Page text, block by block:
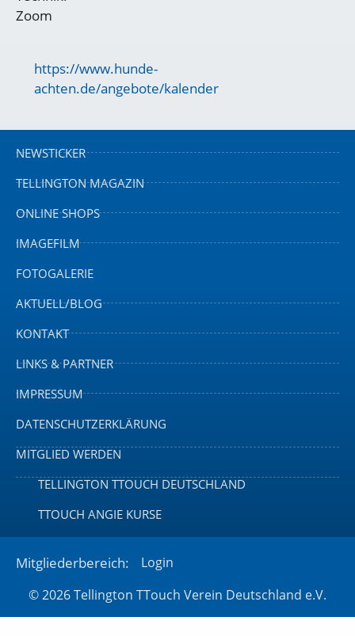
Zoom
https://www.hunde-
achten.de/angebote/kalender
NEWSTICKER
TELLINGTON MAGAZIN
ONLINE SHOPS
IMAGEFILM
FOTOGALERIE
AKTUELL/BLOG
KONTAKT
LINKS & PARTNER
IMPRESSUM
DATENSCHUTZERKLÄRUNG
MITGLIED WERDEN
TELLINGTON TTOUCH DEUTSCHLAND
TTOUCH ANGIE KURSE
© 2026 Tellington TTouch Verein Deutschland e.V.
Mitgliederbereich: Login